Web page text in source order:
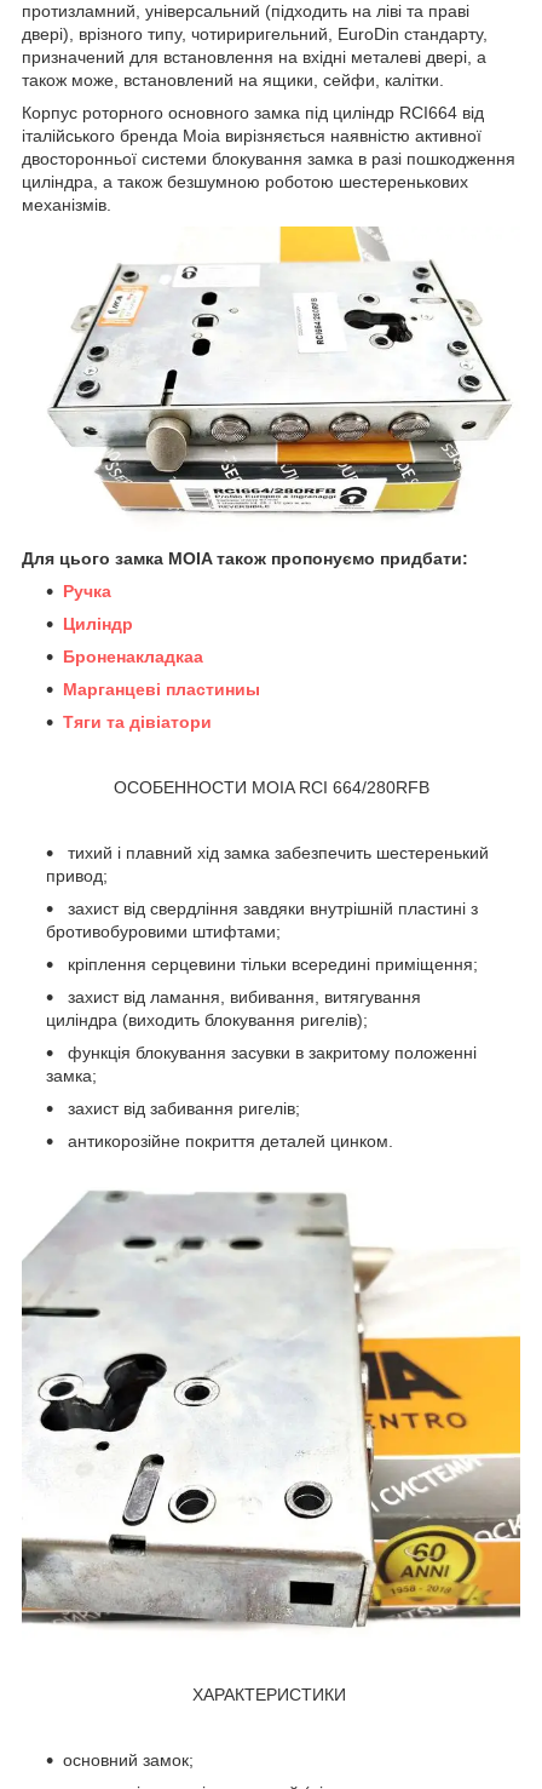
протизламний, універсальний (підходить на ліві та праві
двері), врізного типу, чотириригельний, EuroDin стандарту,
призначений для встановлення на вхідні металеві двері, а
також може, встановлений на ящики, сейфи, калітки.
Корпус роторного основного замка під циліндр RCI664 від
італійського бренда Moia вирізняється наявністю активної
двосторонньої системи блокування замка в разі пошкодження
циліндра, а також безшумною роботою шестеренькових
механізмів.
Для цього замка MOIA також пропонуємо придбати:
Ручка
Циліндр
Броненакладкаа
Марганцеві пластиниы
Тяги та дівіатори
ОСОБЕННОСТИ MOIA RCI 664/280RFB
тихий і плавний хід замка забезпечить шестеренький
привод;
захист від свердління завдяки внутрішній пластині з
бротивобуровими штифтами;
кріплення серцевини тільки всередині приміщення;
захист від ламання, вибивання, витягування
циліндра (виходить блокування ригелів);
функція блокування засувки в закритому положенні
замка;
захист від забивання ригелів;
антикорозійне покриття деталей цинком.
ХАРАКТЕРИСТИКИ
основний замок;